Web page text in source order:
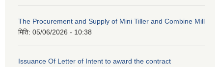
The Procurement and Supply of Mini Tiller and Combine Mill
मिति: 05/06/2026 - 10:38
Issuance Of Letter of Intent to award the contract